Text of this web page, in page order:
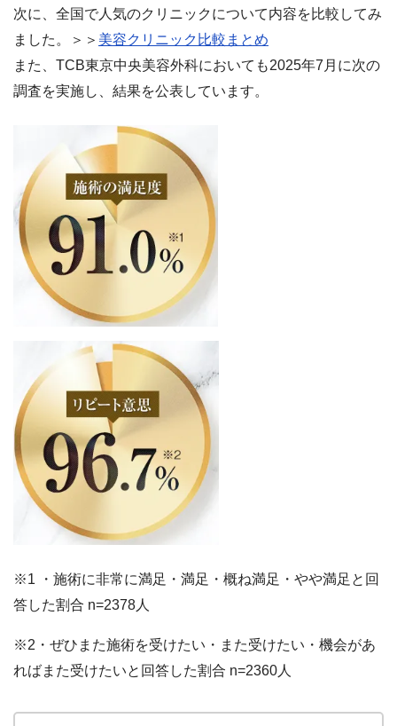
次に、全国で人気のクリニックについて内容を比較してみ
ました。＞＞ 美容クリニック比較まとめ
また、TCB東京中央美容外科においても2025年7月に次の
調査を実施し、結果を公表しています。
※1 ・施術に非常に満足・満足・概ね満足・やや満足と回
答した割合 n=2378人
※2・ぜひまた施術を受けたい・また受けたい・機会があ
ればまた受けたいと回答した割合 n=2360人